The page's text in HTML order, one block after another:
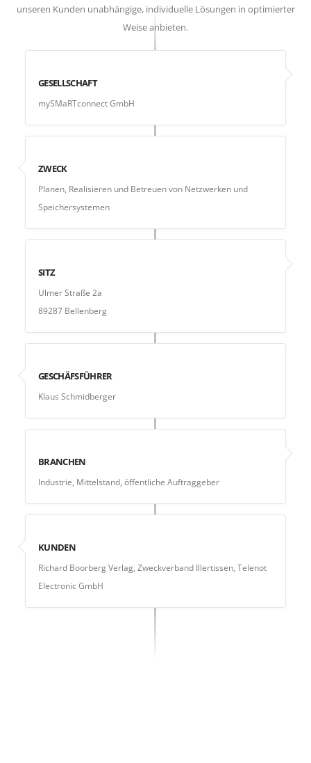
unseren Kunden unabhängige, individuelle Lösungen in optimierter
Weise anbieten.
GESELLSCHAFT
mySMaRTconnect GmbH
ZWECK
Planen, Realisieren und Betreuen von Netzwerken und
Speichersystemen
SITZ
Ulmer Straße 2a
89287 Bellenberg
GESCHÄFSFÜHRER
Klaus Schmidberger
BRANCHEN
Industrie, Mittelstand, öffentliche Auftraggeber
KUNDEN
Richard Boorberg Verlag, Zweckverband Illertissen, Telenot
Electronic GmbH